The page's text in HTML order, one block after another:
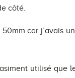
côté.
car j’avais un
utilisé que